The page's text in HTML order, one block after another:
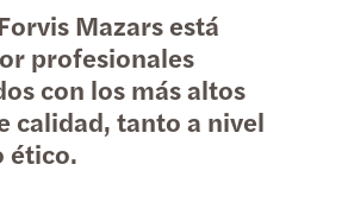
Mazars está
profesionales
con los más altos
calidad, tanto a nivel
ético.